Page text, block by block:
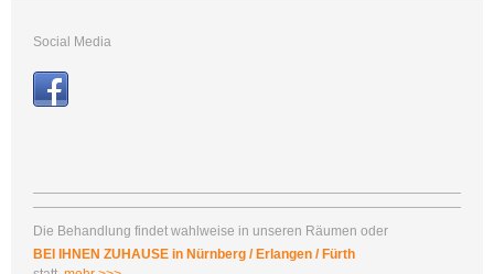
Social Media
Die Behandlung findet wahlweise in unseren Räumen oder
BEI IHNEN ZUHAUSE in Nürnberg / Erlangen / Fürth